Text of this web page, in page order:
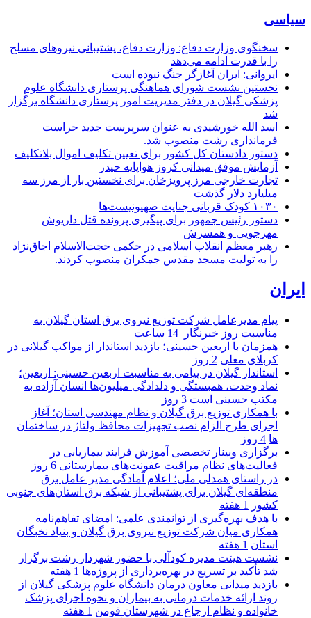
سیاسی
سخنگوی وزارت دفاع: وزارت دفاع، پشتیبانی نیرو‌های مسلح
را با قدرت ادامه می‌دهد
ایروانی: ایران آغازگر جنگ نبوده است
نخستین نشست شورای هماهنگی پرستاری دانشگاه علوم
پزشکی گیلان در دفتر مدیریت امور پرستاری دانشگاه برگزار
شد
اسد الله خورشیدی به عنوان سرپرست جدید حراست
فرمانداری رشت منصوب شد.
دستور دادستان کل کشور برای تعیین تکلیف اموال بلاتکلیف
آزمایش موفق میدانی کروز هواپایه حیدر
تجارت خارجی مرز پرویزخان برای نخستین بار از مرز سه
میلیارد دلار گذشت
۱۰۳۰ کودک قربانی جنایت صهیونیست‌ها
دستور رئیس جمهور برای پیگیری پرونده قتل داریوش
مهرجویی و همسرش
رهبر معظم انقلاب اسلامی در حکمی حجت‌الاسلام اجاق‌نژاد
را به تولیت مسجد مقدس جمکران منصوب کردند.
ایران
پیام مدیرعامل شركت توزیع نیروی برق استان گیلان به
مناسبت روز خبرنگار ‌
14 ساعت
همزمان با اربعین حسینی؛ بازدید استاندار از مواکب گیلانی در
کربلای معلی 2 روز
استاندار گیلان در پیامی به مناسبت اربعین حسینی: اربعین؛
نماد وحدت، همبستگی و دلدادگی میلیون‌ها انسان آزاده به
مکتب حسینی است 3 روز
با همکاری توزیع برق گیلان و نظام مهندسی استان؛ آغاز
اجرای طرح الزام نصب تجهیزات محافظ ولتاژ در ساختمان
ها 4 روز
برگزاری وبینار تخصصی آموزش فرایند بیماریابی در
فعالیت‌های نظام مراقبت عفونت‌های بیمارستانی 6 روز
در راستای همدلی ملی؛ اعلام آمادگی مدیر عامل برق
منطقه‌ای گیلان برای پشتیبانی از شبكه برق استان‌های جنوبی
كشور
1 هفته
با هدف بهره‌گیری از توانمندی علمی: امضای تفاهم‌نامه
همكاری میان شركت توزیع نیروی برق گیلان و بنیاد نخبگان
استان 1 هفته
نشست هیئت مدیره کودآلی با حضور شهردار رشت برگزار
شد تأکید بر تسریع در بهره‌برداری از پروژه‌ها 1 هفته
بازدید میدانی معاون درمان دانشگاه علوم پزشکی گیلان از
روند ارائه خدمات درمانی به بیماران و نحوه اجرای پزشک
خانواده و نظام ارجاع در شهرستان فومن 1 هفته